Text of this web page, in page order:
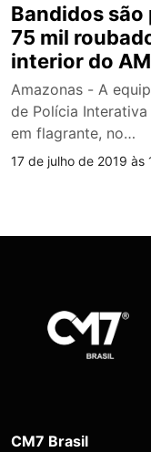
Bandidos são
75 mil
interior do AM
Amazonas - A
de Polícia
em flagrante, no…
17 de julho de 2019 às
CM7 Brasil